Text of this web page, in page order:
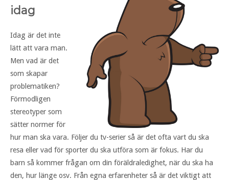
idag
Idag är det inte
lätt att vara man.
Men vad är det
som skapar
problematiken?
Förmodligen
stereotyper som
sätter normer för
hur man ska vara. Följer du tv-serier så är det ofta vart du ska
resa eller vad för sporter du ska utföra som är fokus. Har du
barn så kommer frågan om din föräldraledighet, när du ska ha
den, hur länge osv. Från egna erfarenheter så är det viktigt att